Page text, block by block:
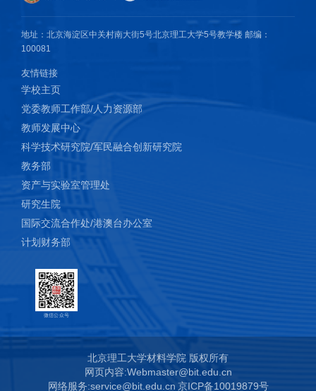
[4]Magnetic field orientated ionic transport pathway in epoxy solid
electrolyte；Composites Science and Technology；269、
Lei*（2025）
[5]Multifunctional analysis of novel aluminum-ion structural battery
Xuyang Wang, Lei Tian, Zhendong Liu, Qin Lei*, Dongzhi Wang*,
Jinrui Ye*（2025）
[6]Stress-induced volume expansion suppression in silicon films
flexible lithium-ion battery anodes；Carbon；238、120240；Hao
Gu, Qin Lei*, Yuezhuan Liu, Weiheng Chen, Zhong Jie Jiang*,
Xiaoping Chen, Jialong Wu, Jinrui Ye*, Zhongqing Jiang*（2025）
[7]Carbon fiber reinforced structural battery composites: Progress
and challenges toward industrial application；Composites Part B:
地址：北京海淀区中关村南大街5号北京理工大学5号教学楼 邮编：
100081
友情链接
学校主页
党委教师工作部/人力资源部
教师发展中心
科学技术研究院/军民融合创新研究院
教务部
资产与实验室管理处
研究生院
国际交流合作处/港澳台办公室
计划财务部
微信公众号
北京理工大学材料学院 版权所有
网页内容:Webmaster@bit.edu.cn
网络服务:service@bit.edu.cn 京ICP备10019879号